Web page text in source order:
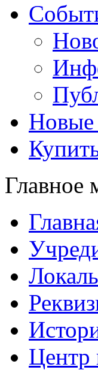
Новые
Главное
Центр